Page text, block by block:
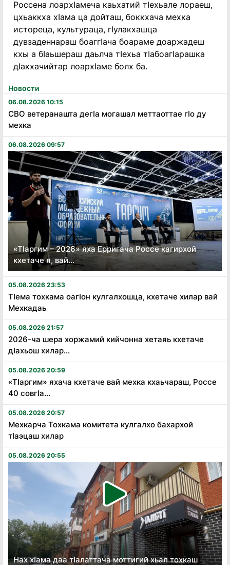
Новости
06.08.2026 10:15
СВО ветеранашта дегӏа могашал меттаоттае гӏо ду
мехка
06.08.2026 09:57
«Тӏаргим – 2026» яха Ерригача Россе кагирхой
кхетаче я, вай...
05.08.2026 23:53
Тӏема тохкама оагӏон кулгалхошца, кхетаче хилар вай
Мехкадаь
05.08.2026 21:57
2026-ча шера хоржамий кийчонна хетаяь кхетаче
дӏахьош хилар...
05.08.2026 20:59
«Тӏаргим» яхача кхетаче вай мехка кхаьчараш, Россе
40 совгӏа...
05.08.2026 20:57
Мехкарча Тохкама комитета кулгалхо бахархой
тӏаэцаш хилар
05.08.2026 20:55
Нах хӏама даа тӏалаттача моттигий хьал тохкаш
Россена лоархIамеча каьхатий тIехьале лораеш,
цхьаккха хIама ца дойташ, боккхача мехка
истореца, культураца, гIулакхашца
дувзаденнараш боаггIача боараме доаржадеш
кхы а бIаьшераш даьлча тIехьа тIабоагIарашка
дIакхачийтар лоархIаме болх ба.